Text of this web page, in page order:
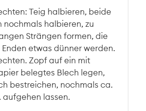
Teig halbieren, beide
nochmals halbieren, zu
Strängen formen, die
etwas dünner werden.
Zopf auf ein mit
belegtes Blech legen,
bestreichen, nochmals ca.
aufgehen lassen.